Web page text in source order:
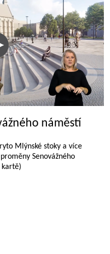
náměstí
Mlýnské stoky a více
Senovážného
kartě)